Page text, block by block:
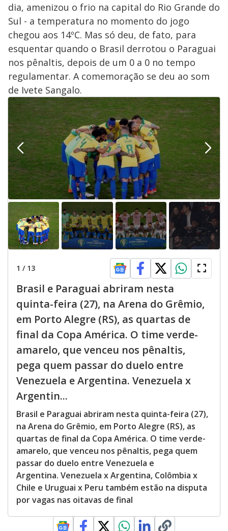
dia, amenizou o frio na capital do Rio Grande do
Sul - a temperatura no momento do jogo
chegou aos 14ºC. Mas só deu, de fato, para
esquentar quando o Brasil derrotou o Paraguai
nos pênaltis, depois de um 0 a 0 no tempo
regulamentar. A comemoração se deu ao som
de Ivete Sangalo.
1 / 13
Brasil e Paraguai abriram nesta
quinta-feira (27), na Arena do Grêmio,
em Porto Alegre (RS), as quartas de
final da Copa América. O time verde-
amarelo, que venceu nos pênaltis,
pega quem passar do duelo entre
Venezuela e Argentina. Venezuela x
Argentin...
Brasil e Paraguai abriram nesta quinta-feira (27),
na Arena do Grêmio, em Porto Alegre (RS), as
quartas de final da Copa América. O time verde-
amarelo, que venceu nos pênaltis, pega quem
passar do duelo entre Venezuela e
Argentina. Venezuela x Argentina, Colômbia x
Chile e Uruguai x Peru também estão na disputa
por vagas nas oitavas de final